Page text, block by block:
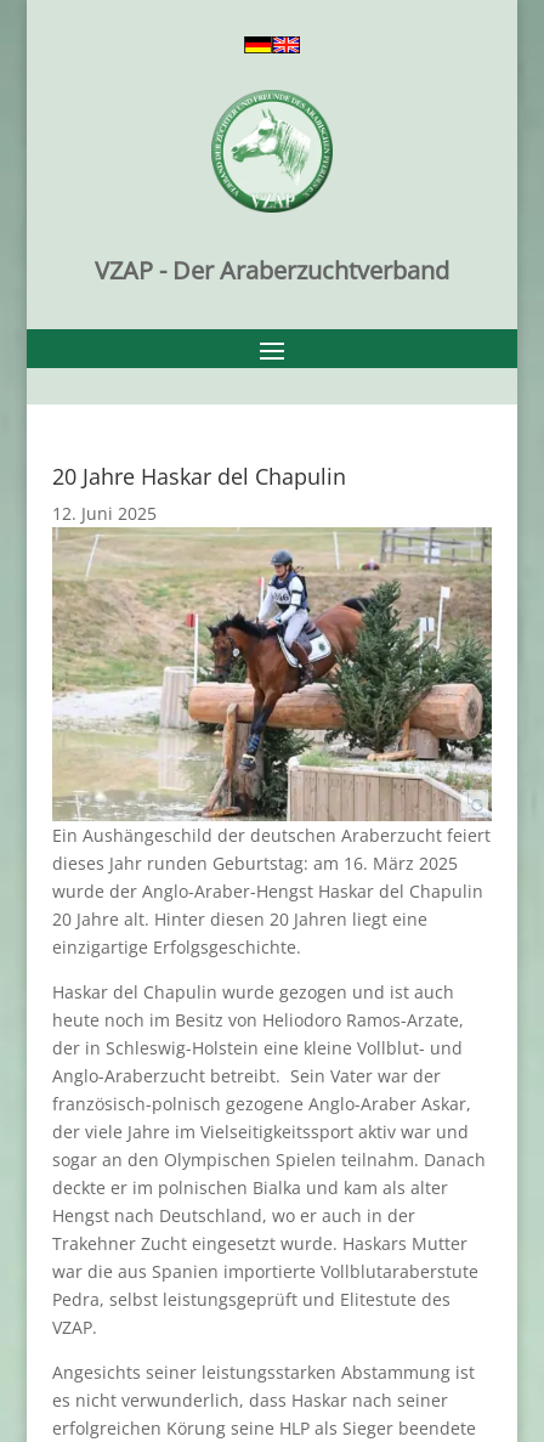
VZAP - Der Araberzuchtverband
20 Jahre Haskar del Chapulin
12. Juni 2025
Ein Aushängeschild der deutschen Araberzucht feiert
dieses Jahr runden Geburtstag: am 16. März 2025
wurde der Anglo-Araber-Hengst Haskar del Chapulin
20 Jahre alt. Hinter diesen 20 Jahren liegt eine
einzigartige Erfolgsgeschichte.
Haskar del Chapulin wurde gezogen und ist auch
heute noch im Besitz von Heliodoro Ramos-Arzate,
der in Schleswig-Holstein eine kleine Vollblut- und
Anglo-Araberzucht betreibt. Sein Vater war der
französisch-polnisch gezogene Anglo-Araber Askar,
der viele Jahre im Vielseitigkeitssport aktiv war und
sogar an den Olympischen Spielen teilnahm. Danach
deckte er im polnischen Bialka und kam als alter
Hengst nach Deutschland, wo er auch in der
Trakehner Zucht eingesetzt wurde. Haskars Mutter
war die aus Spanien importierte Vollblutaraberstute
Pedra, selbst leistungsgeprüft und Elitestute des
VZAP.
Angesichts seiner leistungsstarken Abstammung ist
es nicht verwunderlich, dass Haskar nach seiner
erfolgreichen Körung seine HLP als Sieger beendete